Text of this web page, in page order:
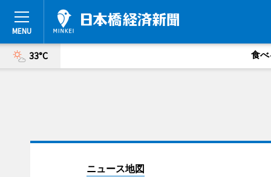
33°C 食べ
ニュース地図